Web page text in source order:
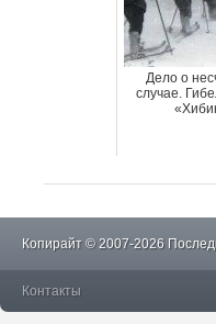
Дело о
случае.
Копирайт © 2007-2026
Контакты